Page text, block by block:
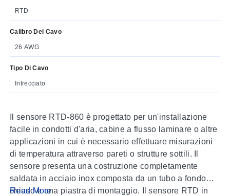
RTD
Calibro Del Cavo
26 AWG
Tipo Di Cavo
Intrecciato
Il sensore RTD-860 è progettato per un'installazione
facile in condotti d'aria, cabine a flusso laminare o altre
applicazioni in cui è necessario effettuare misurazioni
di temperatura attraverso pareti o strutture sottili. Il
sensore presenta una costruzione completamente
saldata in acciaio inox composta da un tubo a fondo
chiuso e una piastra di montaggio. Il sensore RTD in
Read More